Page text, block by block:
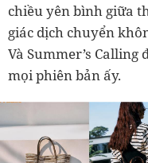
chiều yên bình giữa
giác dịch chuyển
Và Summer’s
mọi phiên bản ấy.